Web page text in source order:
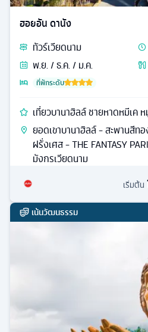
ฮอยอัน ดานัง
ทัวร์เวียดนาม
พ.ย. / ธ.ค. / ม.ค.
ที่พักระดับ
เที่ยวบานาฮิลล์ ชายหาดหมีเค
ยอดเขาบานาฮิลล์ - สะพานสีท
ฝรั่งเศส - THE FANTASY
มังกรเวียดนาม
เริ่มต้น
เน้นวัฒนธรรม